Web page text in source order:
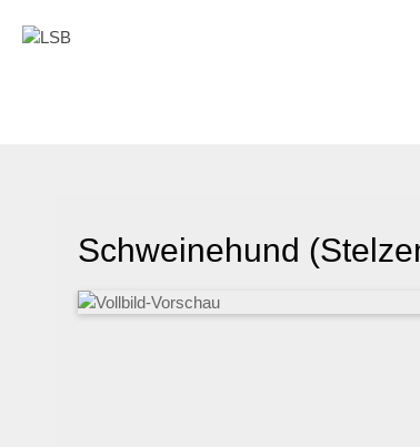
Schweinehund